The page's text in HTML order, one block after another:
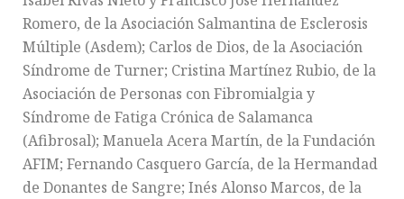
Romero, de la Asociación Salmantina de Esclerosis
Múltiple (Asdem); Carlos de Dios, de la Asociación
Síndrome de Turner; Cristina Martínez Rubio, de la
Asociación de Personas con Fibromialgia y
Síndrome de Fatiga Crónica de Salamanca
(Afibrosal); Manuela Acera Martín, de la Fundación
AFIM; Fernando Casquero García, de la Hermandad
de Donantes de Sangre; Inés Alonso Marcos, de la